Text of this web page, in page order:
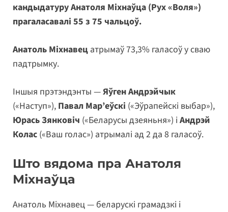
кандыдатуру Анатоля Міхнаўца (Рух «Воля»)
прагаласавалі 55 з 75 чальцоў.
Анатоль Міхнавец атрымаў 73,3% галасоў у сваю
падтрымку.
Іншыя прэтэндэнты —Яўген Андрэйчык
(«Наступ»), Павал Мар’еўскі («Эўрапейскі выбар»),
Юрась Зянковіч («Беларусы дзеяньня») іАндрэй
Колас («Ваш голас») атрымалі ад 2 да 8 галасоў.
Што вядома пра Анатоля
Міхнаўца
Анатоль Міхнавец — беларускі грамадзкі і